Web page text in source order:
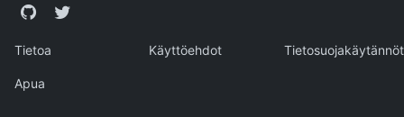
GitHubTwitter
Tietoa Käyttöehdot Tietosuojakäytännöt
Apua